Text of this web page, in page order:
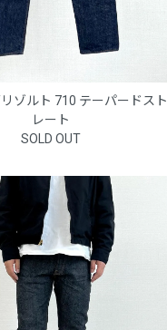
リゾルト 710 テーパードスト
レート
SOLD OUT